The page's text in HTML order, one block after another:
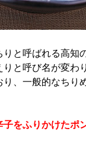
と呼ばれる高知
と呼び名が変わり
、一般的なちり
をふりかけたポ